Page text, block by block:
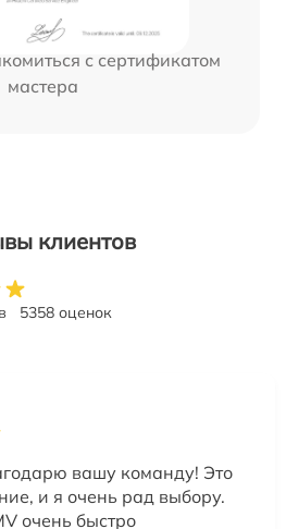
с сертификатом
мастера
клиентов
5358 оценок
вашу команду! Это
и я очень рад выбору.
очень быстро